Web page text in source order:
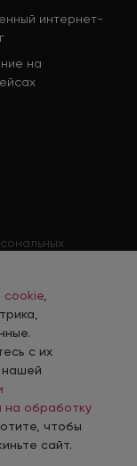
интернет-
на
в г. Челябинск
cookie
с их
нашей
на обработку
чтобы
сайт.